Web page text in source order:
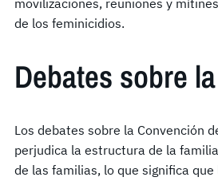
de los feminicidios.
Debates sobre
Los debates sobre la Convención
perjudica la estructura de la
de las familias, lo que significa